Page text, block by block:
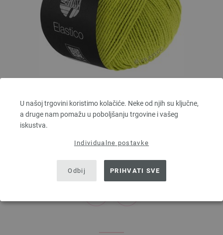
U našoj trgovini koristimo kolačiće. Neke od njih su ključne,
a druge nam pomažu u poboljšanju trgovine i vašeg
iskustva.
Individualne postavke
Odbij PRIHVATI SVE
ELASTICO
96 % Pamuk, 4 % Polyester (elité)
Većina igle: 3,5 - 4,5
4,16 €
4,86 $
bez PDV-a, dodatno troškovi za dostavu, Osnovna cijena:
prev next